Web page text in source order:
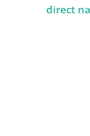
direct